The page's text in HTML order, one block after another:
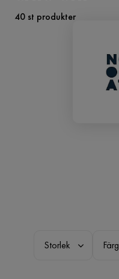
40 st produkter
Storlek Färg